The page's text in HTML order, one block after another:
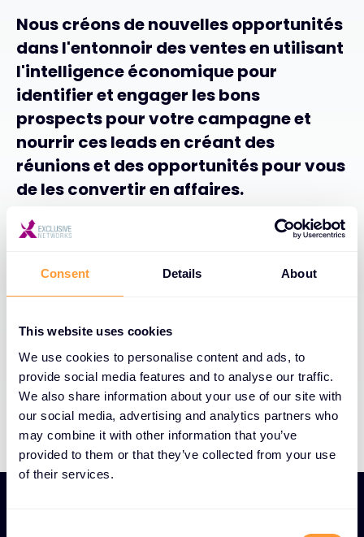
Consent Details About
This website uses cookies
We use cookies to personalise content and ads, to
provide social media features and to analyse our traffic.
We also share information about your use of our site with
our social media, advertising and analytics partners who
may combine it with other information that you’ve
provided to them or that they’ve collected from your use
of their services.
Nous créons de nouvelles opportunités
dans l'entonnoir des ventes en utilisant
l'intelligence économique pour
identifier et engager les bons
prospects pour votre campagne et
nourrir ces leads en créant des
réunions et des opportunités pour vous
de les convertir en affaires.
Analyse prédictive
Intention et prospection
Télémarketing et organisation de réunions